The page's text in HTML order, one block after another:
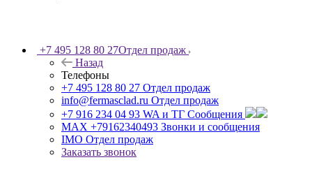
+7 495 128 80 27Отдел продаж
Назад
Телефоны
+7 495 128 80 27 Отдел продаж
info@fermasclad.ru Отдел продаж
+7 916 234 04 93 WA и ТГ Сообщения
MAX +79162340493 Звонки и сообщения
IMO Отдел продаж
Заказать звонок